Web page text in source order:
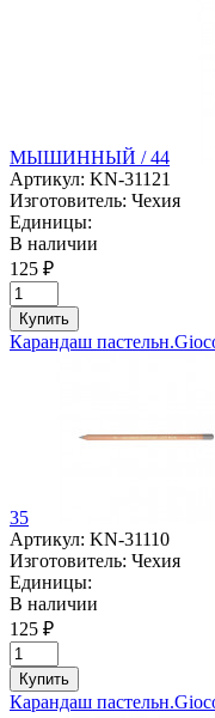
МЫШИННЫЙ / 44
Артикул: KN-31121
Изготовитель: Чехия
Единицы:
В наличии
125 ₽
Купить
Карандаш
35
Артикул: KN-31110
Изготовитель: Чехия
Единицы:
В наличии
125 ₽
Купить
Карандаш